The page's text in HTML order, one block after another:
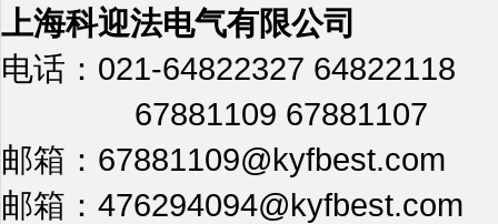
上海科迎法电气有限公司
电话：021-64822327 64822118
67881109 67881107
邮箱：67881109@kyfbest.com
邮箱：476294094@kyfbest.com